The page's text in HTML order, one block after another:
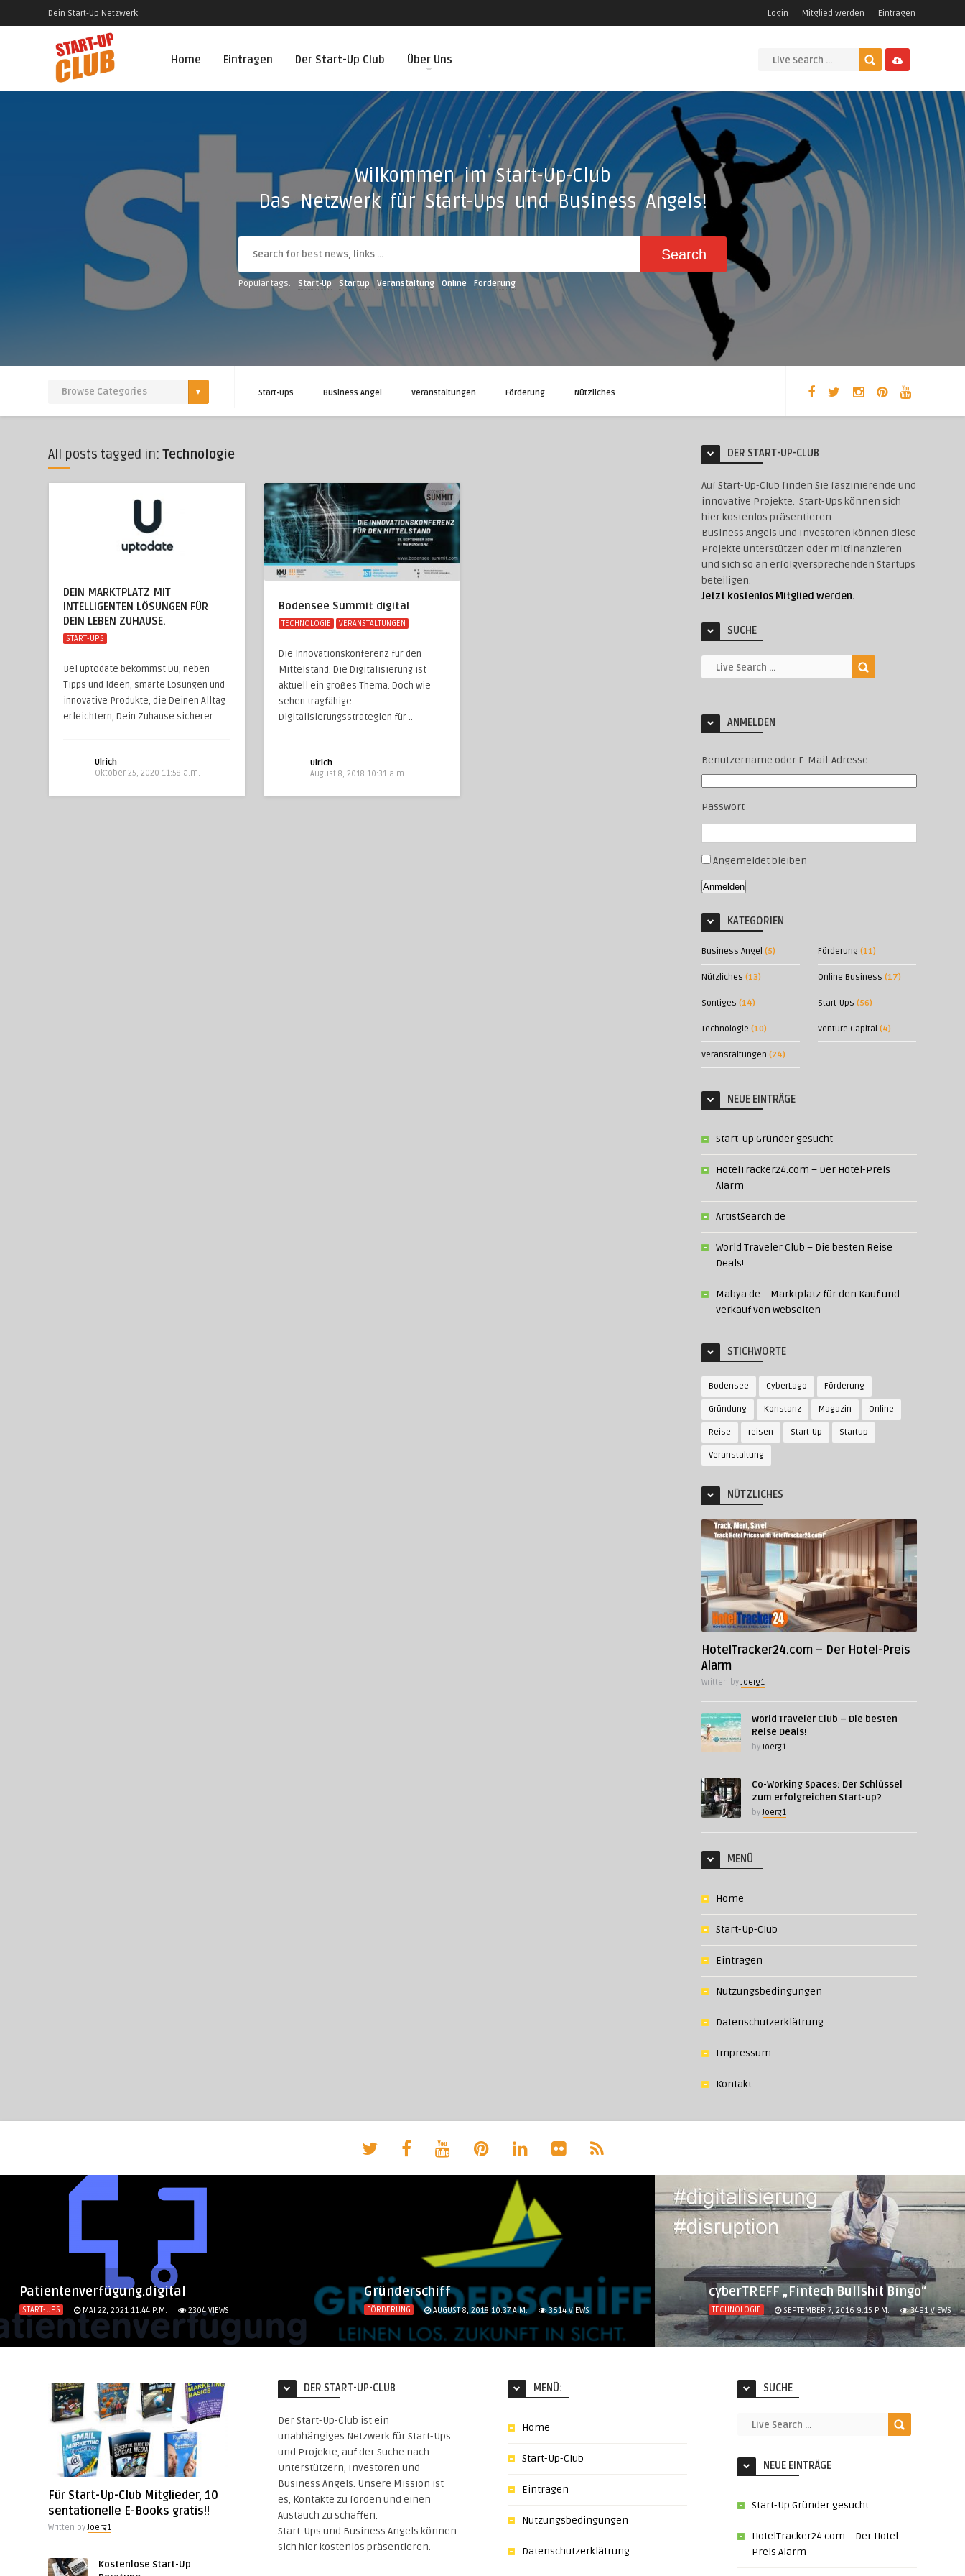
Dein Start-Up Netzwerk Login Mitglied werden Eintragen
Home Eintragen Der Start-Up Club Über Uns
Wilkommen im Start-Up-Club
Das Netzwerk für Start-Ups und Business Angels!
Popular tags: Start-Up Startup Veranstaltung Online Förderung
Start-Ups Business Angel Veranstaltungen Förderung Nützliches
All posts tagged in: Technologie
DEIN MARKTPLATZ MIT
INTELLIGENTEN LÖSUNGEN FÜR
DEIN LEBEN ZUHAUSE.
START-UPS
Bei uptodate bekommst Du, neben
Tipps und Ideen, smarte Lösungen und
innovative Produkte, die Deinen Alltag
erleichtern, Dein Zuhause sicherer ..
Ulrich
Oktober 25, 2020 11:58 a.m.
Bodensee Summit digital
TECHNOLOGIE VERANSTALTUNGEN
Die Innovationskonferenz für den
Mittelstand. Die Digitalisierung ist
aktuell ein großes Thema. Doch wie
sehen tragfähige
Digitalisierungsstrategien für ..
Ulrich
August 8, 2018 10:31 a.m.
DER START-UP-CLUB
Auf Start-Up-Club finden Sie faszinierende und
innovative Projekte. Start-Ups können sich
hier kostenlos präsentieren.
Business Angels und Investoren können diese
Projekte unterstützen oder mitfinanzieren
und sich so an erfolgversprechenden Startups
beteiligen.
Jetzt kostenlos Mitglied werden.
SUCHE
ANMELDEN
Benutzername oder E-Mail-Adresse
Passwort
Angemeldet bleiben
Anmelden
KATEGORIEN
Business Angel (5) Förderung (11)
Nützliches (13) Online Business (17)
Sontiges (14) Start-Ups (56)
Technologie (10) Venture Capital (4)
Veranstaltungen (24)
NEUE EINTRÄGE
Start-Up Gründer gesucht
HotelTracker24.com – Der Hotel-Preis
Alarm
ArtistSearch.de
World Traveler Club – Die besten Reise
Deals!
Mabya.de – Marktplatz für den Kauf und
Verkauf von Webseiten
STICHWORTE
Bodensee CyberLago Förderung
Gründung Konstanz Magazin Online
Reise reisen Start-Up Startup
Veranstaltung
NÜTZLICHES
HotelTracker24.com – Der Hotel-Preis
Alarm
Written byJoerg1
World Traveler Club – Die besten
Reise Deals!
byJoerg1
Co-Working Spaces: Der Schlüssel
zum erfolgreichen Start-up?
byJoerg1
MENÜ
Home
Start-Up-Club
Eintragen
Nutzungsbedingungen
Datenschutzerklätrung
Impressum
Kontakt
Patientenverfügung.digital
START-UPS MAI 22, 2021 11:44 P.M. 2304VIEWS
Gründerschiff
FÖRDERUNG AUGUST 8, 2018 10:37 A.M. 3614 VIEWS
cyberTREFF „Fintech Bullshit Bingo“
TECHNOLOGIE SEPTEMBER 7, 2016 9:15 P.M. 3491VIEWS
Für Start-Up-Club Mitglieder, 10
sentationelle E-Books gratis!!
Written byJoerg1
Kostenlose Start-Up
DER START-UP-CLUB
Der Start-Up-Club ist ein
unabhängiges Netzwerk für Start-Ups
und Projekte, auf der Suche nach
Unterstützern, Investoren und
Business Angels. Unsere Mission ist
es, Kontakte zu förden und einen
Austauch zu schaffen.
Start-Ups und Business Angels können
sich hier kostenlos präsentieren.
MENÜ:
Home
Start-Up-Club
Eintragen
Nutzungsbedingungen
Datenschutzerklätrung
SUCHE
NEUE EINTRÄGE
Start-Up Gründer gesucht
HotelTracker24.com – Der Hotel-
Preis Alarm